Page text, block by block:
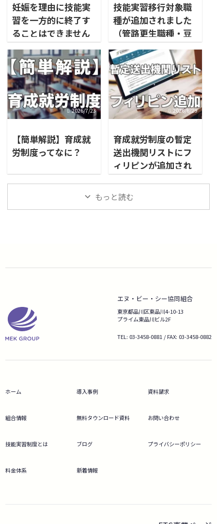
妊娠を理由に技能実
習を一方的に終了す
ることはできません
技能実習移行対象職
種が追加されました
（管路更生職種・豆
腐製造職種・タイル
製造作業）
2026/7/23
【簡単解説】育成就
労制度ってなに？
2026/6/29
育成就労制度の暫定
送出機関リストにフ
ィリピンが追加され
ました
もっと読む
ホーム
組合情報
技能実習制度とは
料金体系
導入事例
無料タウンロード資料
ブログ
新着情報
資料請求
お問い合わせ
プライバシーポリシー
エヌ・ビー・シー協同組合
東京都品川区東品川4-10-13
プライム東品川ビル2F
TEL: 03-3458-0881 / FAX: 03-3458-0882